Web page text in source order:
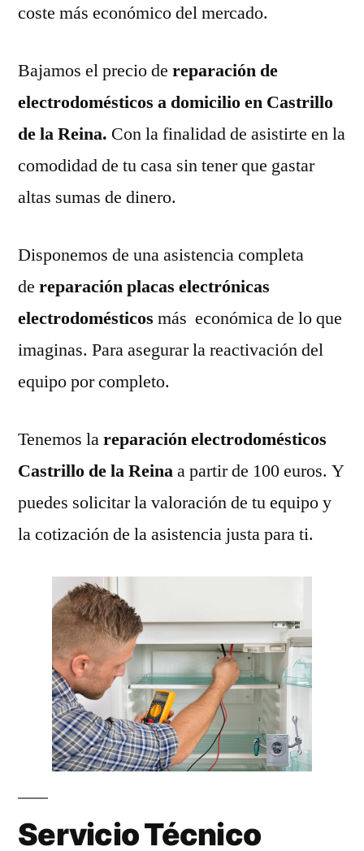
coste más económico del mercado.
Bajamos el precio de reparación de
electrodomésticos a domicilio en Castrillo
de la Reina. Con la finalidad de asistirte en la
comodidad de tu casa sin tener que gastar
altas sumas de dinero.
Disponemos de una asistencia completa
de reparación placas electrónicas
electrodomésticos más económica de lo que
imaginas. Para asegurar la reactivación del
equipo por completo.
Tenemos lareparación electrodomésticos
Castrillo de la Reinaa partir de 100 euros. Y
puedes solicitar la valoración de tu equipo y
la cotización de la asistencia justa para ti.
Servicio Técnico